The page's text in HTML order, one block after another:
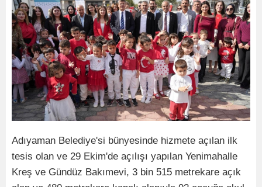
Adıyaman Belediye'si bünyesinde hizmete açılan ilk
tesis olan ve 29 Ekim'de açılışı yapılan Yenimahalle
Kreş ve Gündüz Bakımevi, 3 bin 515 metrekare açık